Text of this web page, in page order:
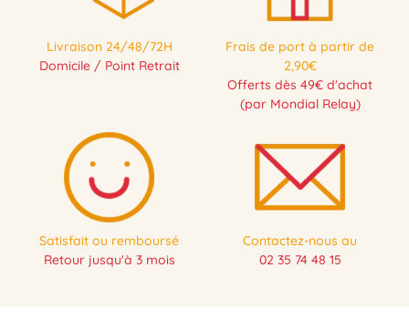
Livraison 24/48/72H
Domicile / Point Retrait
Frais de port à partir de
2,90€
Offerts dès 49€ d'achat
(par Mondial Relay)
Satisfait ou remboursé
Retour jusqu'à 3 mois
Contactez-nous au
02 35 74 48 15